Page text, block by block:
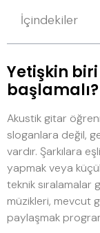
İçindekiler
Yetişkin
başlamalı?
Akustik gitar
sloganlara değil,
vardır. Şarkılara
yapmak veya
teknik sıralamalar
müzikleri, mevcut
paylaşmak